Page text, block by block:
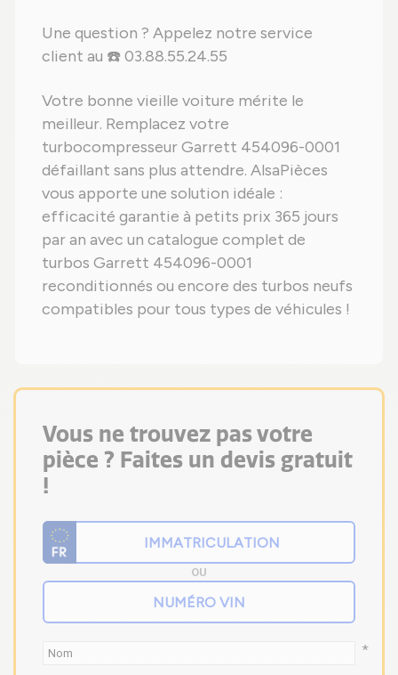
Une question ? Appelez notre service
client au ☎️ 03.88.55.24.55
Votre bonne vieille voiture mérite le
meilleur. Remplacez votre
turbocompresseur Garrett 454096-0001
défaillant sans plus attendre. AlsaPièces
vous apporte une solution idéale :
efficacité garantie à petits prix 365 jours
par an avec un catalogue complet de
turbos Garrett 454096-0001
reconditionnés ou encore des turbos neufs
compatibles pour tous types de véhicules !
Vous ne trouvez pas votre
pièce ? Faites un devis gratuit
!
OU
*